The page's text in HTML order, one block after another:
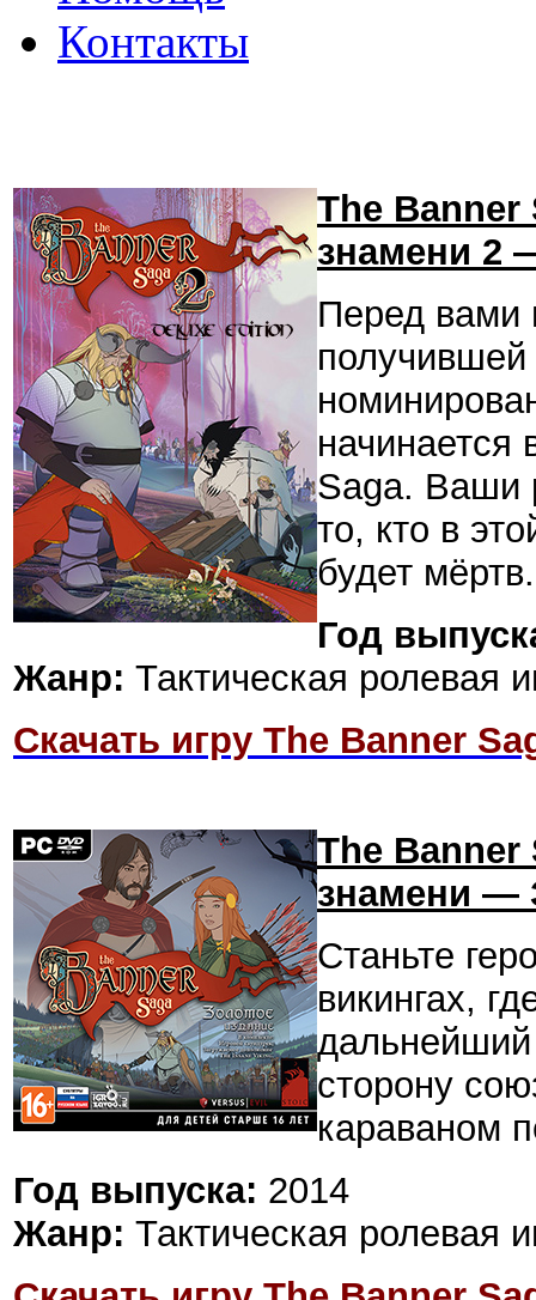
Контакты
The
знамени 2
Перед вами
начинается
Saga. Ваши
то, кто в
будет мёртв.
Год
Жанр: Тактическая ролевая
Скачать игру The Banner
The
знамени —
Станьте
викингах,
сторону
караваном
Год выпуска: 2014
Жанр: Тактическая ролевая